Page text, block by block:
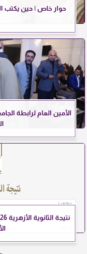
حوار خاص | حين يكتب
الأمين العام لرابطة